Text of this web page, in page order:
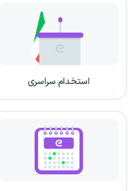
استخدام سراسری